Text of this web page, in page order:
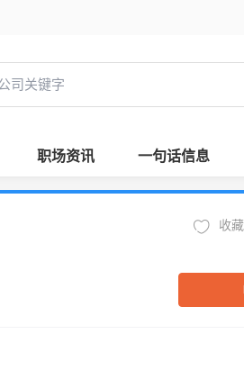
职场资讯 一句话信息
收藏